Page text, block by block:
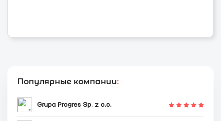
Популярные компании:
Grupa Progres Sp. z o.o.